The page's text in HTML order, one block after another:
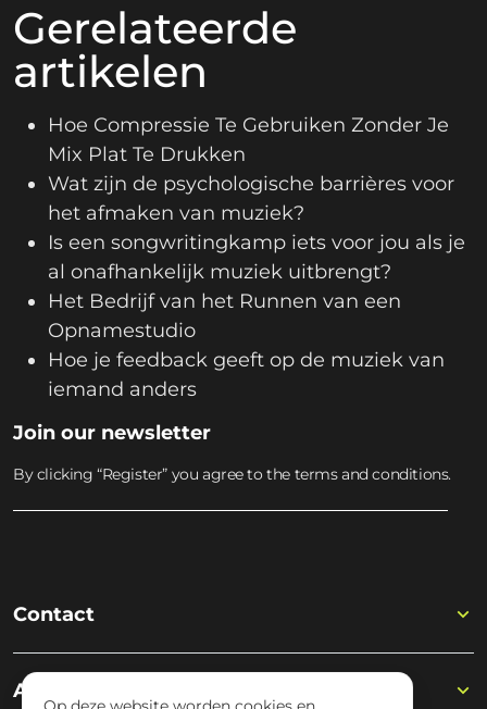
Gerelateerde
artikelen
Hoe Compressie Te Gebruiken Zonder Je
Mix Plat Te Drukken
Wat zijn de psychologische barrières voor
het afmaken van muziek?
Is een songwritingkamp iets voor jou als je
al onafhankelijk muziek uitbrengt?
Het Bedrijf van het Runnen van een
Opnamestudio
Hoe je feedback geeft op de muziek van
iemand anders
Join our newsletter
By clicking “Register” you agree to the terms and conditions.
Contact
Academy